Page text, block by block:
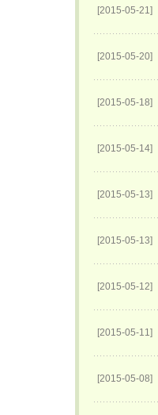
[2015-05-21]
[2015-05-20]
[2015-05-18]
[2015-05-14]
[2015-05-13]
[2015-05-13]
[2015-05-12]
[2015-05-11]
[2015-05-08]